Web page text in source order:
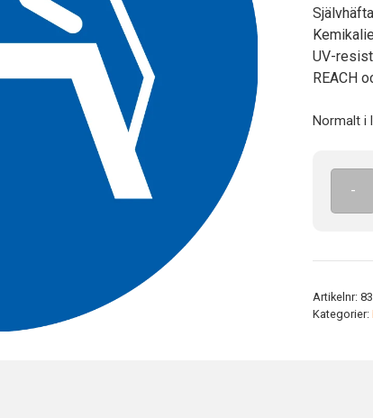
UV-
REACH
Normalt i
-
50
Artikelnr:
Kategorier: